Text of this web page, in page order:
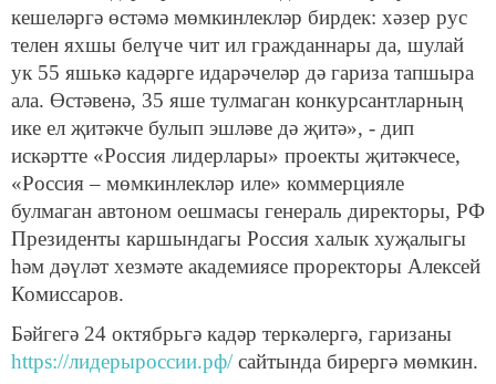
кешеләргә өстәмә мөмкинлекләр бирдек: хәзер рус
телен яхшы белүче чит ил гражданнары да, шулай
ук 55 яшькә кадәрге идарәчеләр дә гариза тапшыра
ала. Өстәвенә, 35 яше тулмаган конкурсантларның
ике ел җитәкче булып эшләве дә җитә», - дип
искәртте «Россия лидерлары» проекты җитәкчесе,
«Россия – мөмкинлекләр иле» коммерцияле
булмаган автоном оешмасы генераль директоры, РФ
Президенты каршындагы Россия халык хуҗалыгы
һәм дәүләт хезмәте академиясе проректоры Алексей
Комиссаров.
Бәйгегә 24 октябрьгә кадәр теркәлергә, гаризаны
https://лидерыроссии.рф/ сайтында бирергә мөмкин.